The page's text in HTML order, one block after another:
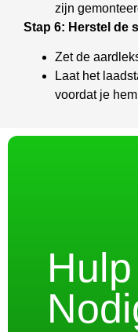
zijn
Stap 6: Herstel de
Zet de
Laat het
voordat je
Hulp